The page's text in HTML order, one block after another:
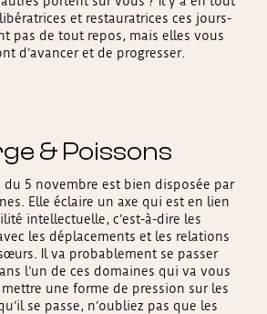
et restauratrices ces jours-
pas de tout repos, mais elles vous
d’avancer et de progresser.
& Poissons
du 5 novembre est bien disposée par
Elle éclaire un axe qui est en lien
intellectuelle, c’est-à-dire les
les déplacements et les relations
Il va probablement se passer
l’un de ces domaines qui va vous
une forme de pression sur les
se passe, n’oubliez pas que les